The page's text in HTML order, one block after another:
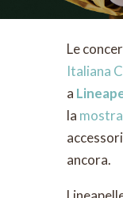
Le
Italiana
a
la
ancora.